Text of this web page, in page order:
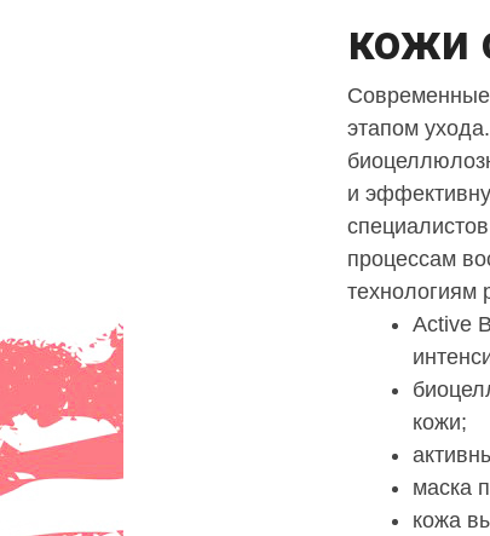
кожи
Современные
этапом
и
процессам
технологиям
Active
кожи;
маска
кожа